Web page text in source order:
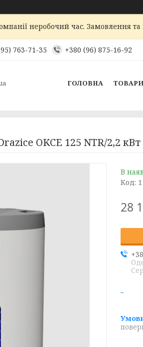
неробочий час. Замовлення
763-71-35 +380 (96) 875-16-92
ГОЛОВНА
OKCE 125 NTR/2,2 кВт
В
Код:
28